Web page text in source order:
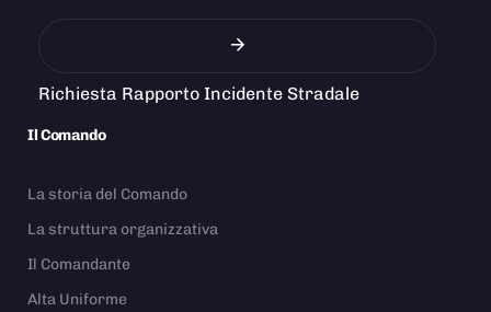
Richiesta Rapporto Incidente Stradale
Il Comando
La storia del Comando
La struttura organizzativa
Il Comandante
Alta Uniforme